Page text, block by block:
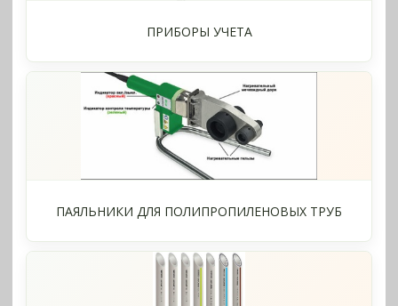
ПРИБОРЫ УЧЕТА
ПАЯЛЬНИКИ ДЛЯ ПОЛИПРОПИЛЕНОВЫХ ТРУБ